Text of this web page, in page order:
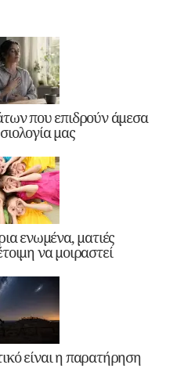
που επιδρούν άμεσα
μας
ενωμένα, ματιές
να μοιραστεί
είναι η παρατήρηση